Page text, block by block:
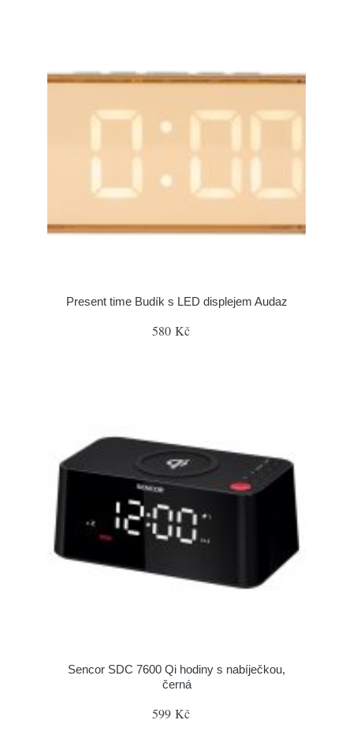
Present time Budík s LED displejem Audaz
580 Kč
Sencor SDC 7600 Qi hodiny s nabíječkou,
černá
599 Kč